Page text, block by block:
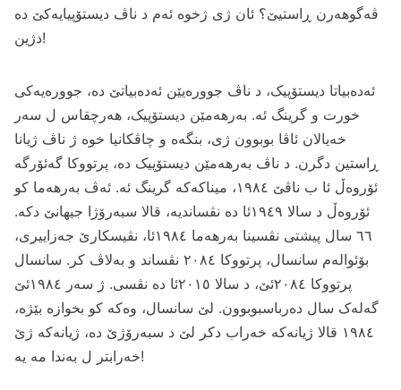
ڤه‌گوهه‌رن ڕاستیێ؟ ئان ژی ژخوه‌ ئه‌م د ناڤ دیستۆپیایه‌کێ ده‌
دژین!
ئه‌ده‌بیاتا دیستۆپیک، د ناڤ جووره‌یێن ئه‌ده‌بیاتێ ده‌، جووره‌یه‌کی
خورت و گرینگ ئه‌. به‌رهه‌مێن دیستۆپیک، هه‌رچقاس ل سه‌ر
خه‌یالان ئاڤا بوبوون ژی، بنگه‌ه و چاڤکانیا خوه‌ ژ ناڤ ژیانا
ڕاستین دگرن. د ناڤ به‌رهه‌مێن دیستۆپیک ده‌، پرتووکا گه‌ئۆرگه‌
ئۆروه‌ڵ ئا ب ناڤێ ۱۹۸٤، میناکه‌که‌ گرینگ ئه‌. ئه‌ڤ به‌رهه‌ما کو
ئۆروه‌ڵ د سالا ۱۹٤۹ئا ده‌ نڤساندیه‌، قالا سبه‌رۆژا جیهانێ دکه‌.
٦٦ سال پیشتی نڤسینا به‌رهه‌ما ۱۹۸٤ئا، نڤیسکارێ جه‌زاییری،
بۆئواله‌م سانسال، پرتووکا ۲۰۸٤ نڤساند و به‌لاڤ کر. سانسال
پرتووکا ۲۰۸٤ئێ، د سالا ۲۰۱٥ئا ده‌ نڤسی. ژ سه‌ر ۱۹۸٤ئێ
گه‌له‌ک سال ده‌رباسبوبوون. لێ سانسال، وه‌که‌ کو بخوازه‌ بێژه‌،
۱۹۸٤ قالا ژیانه‌که‌ خه‌راب دکر لێ د سبه‌رۆژێ ده‌، ژیانه‌که‌ ژێ
خه‌رابتر ل به‌ندا مه‌ یه‌!